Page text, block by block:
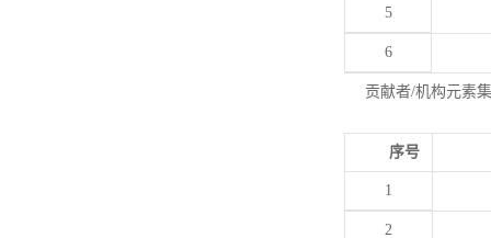
5
6
贡献者/机构元素
序号
1
2